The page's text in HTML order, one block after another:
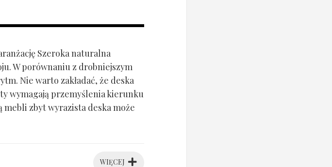
Szeroka naturalna
W porównaniu z drobniejszym
Nie warto zakładać, że deska
wymagają przemyślenia kierunku
mebli zbyt wyrazista deska może
WIĘCEJ